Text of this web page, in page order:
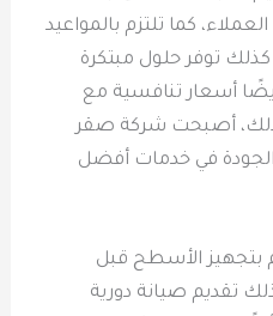
كما تلتزم بالمواعيد
توفر حلول مبتكرة
أسعار تنافسية مع
أصبحت شركة صقر
والجودة في خدمات أفضل
بتجهيز الأسطح قبل
تقديم صيانة دورية